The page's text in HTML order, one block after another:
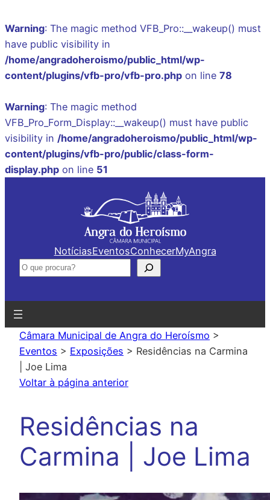
Warning: The magic method VFB_Pro::__wakeup() must
have public visibility in
/home/angradoheroismo/public_html/wp-
content/plugins/vfb-pro/vfb-pro.php on line 78
Warning: The magic method
VFB_Pro_Form_Display::__wakeup() must have public
visibility in /home/angradoheroismo/public_html/wp-
content/plugins/vfb-pro/public/class-form-
display.php on line 51
NotíciasEventosConhecerMyAngra
Pesquisar
Câmara Municipal de Angra do Heroísmo >
Eventos > Exposições > Residências na Carmina
| Joe Lima
Voltar à página anterior
Residências na
Carmina | Joe Lima